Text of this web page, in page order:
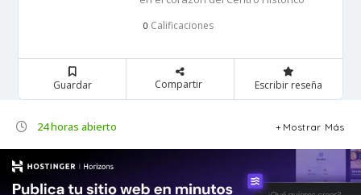
0 Calificaciones
Guardar Compartir Escribir reseña
24 horas abierto Mostrar Más